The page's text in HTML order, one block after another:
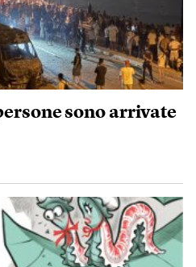
sono arrivate